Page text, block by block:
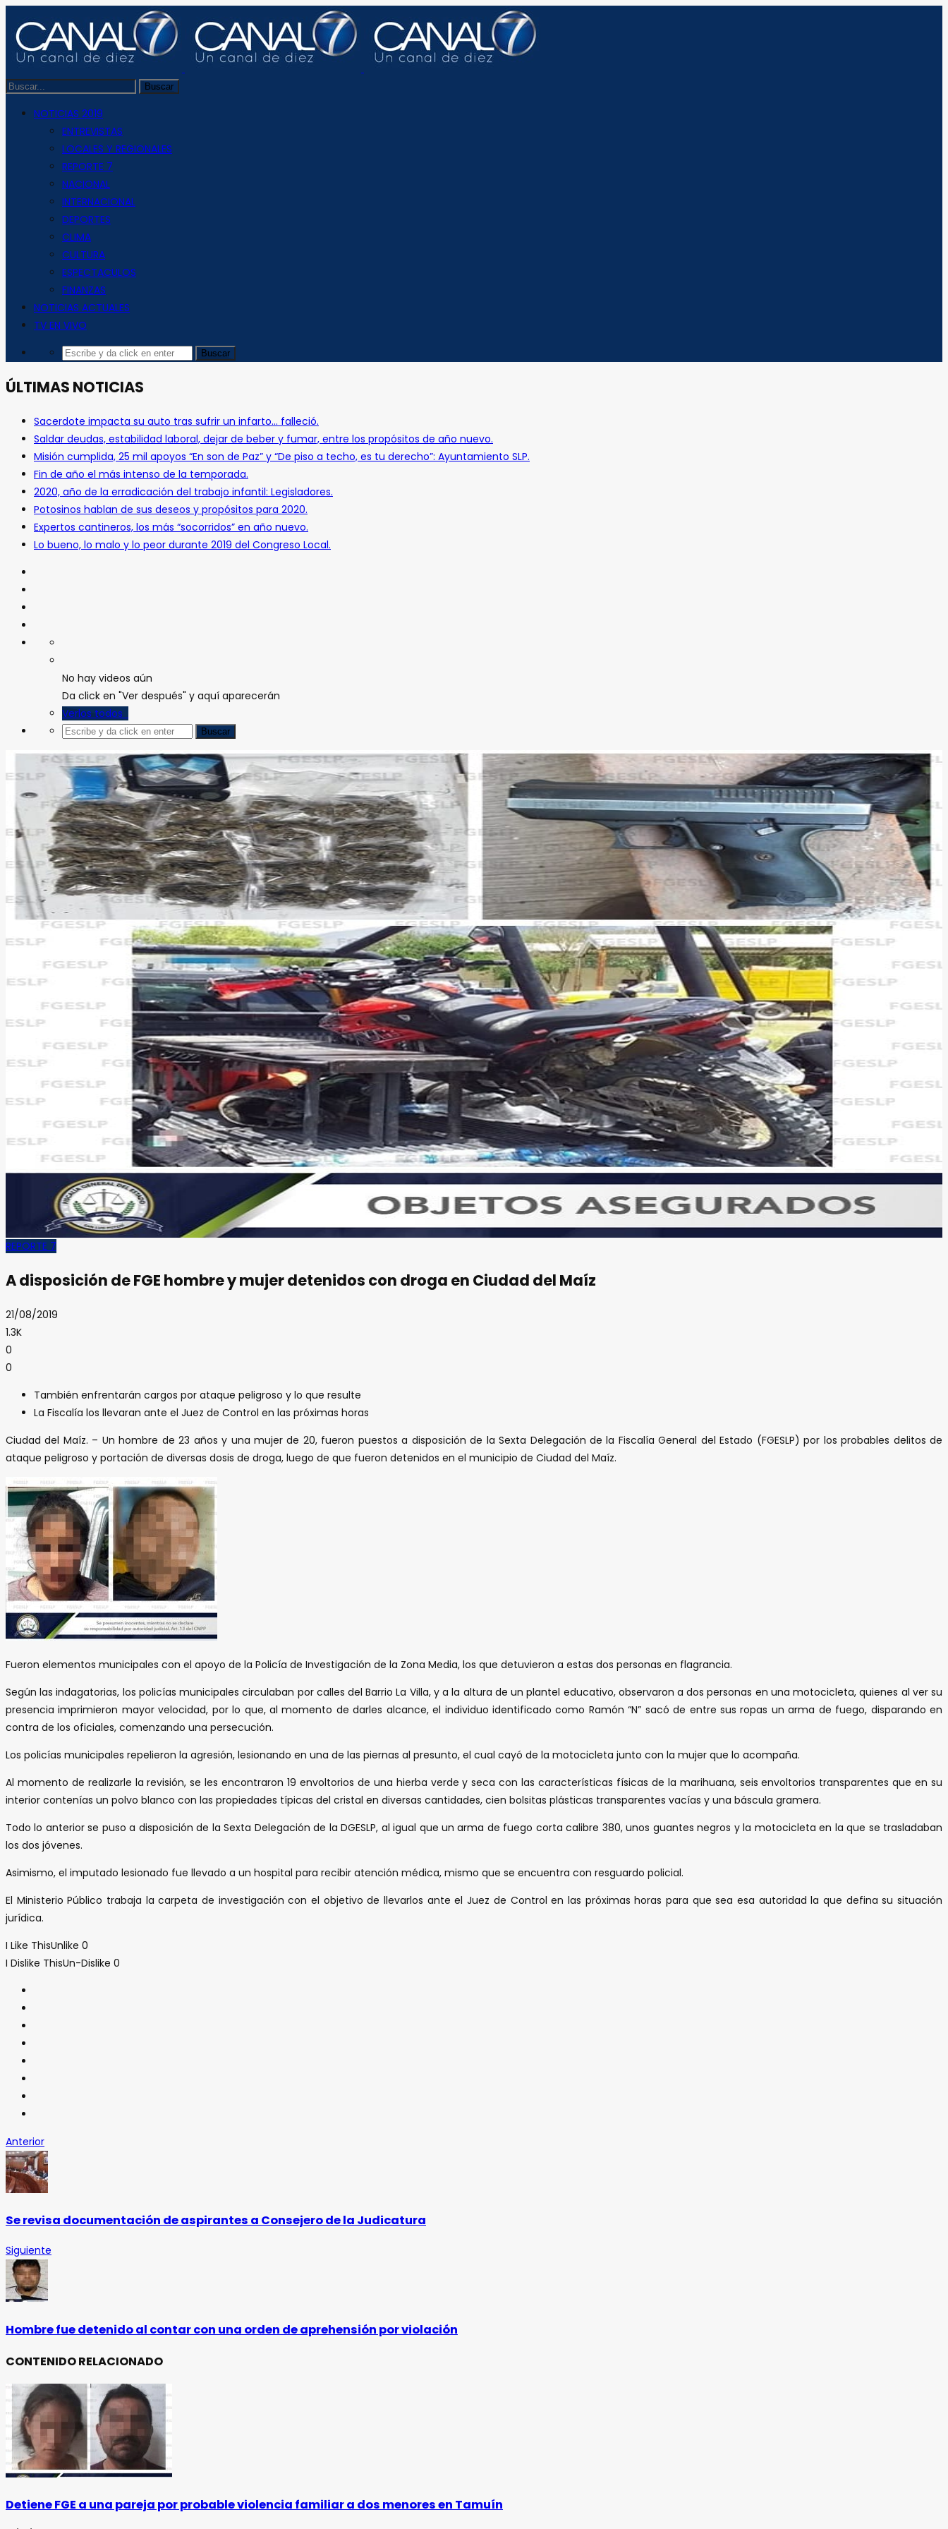
NOTICIAS 2019
ENTREVISTAS
LOCALES Y REGIONALES
REPORTE 7
NACIONAL
INTERNACIONAL
DEPORTES
CLIMA
CULTURA
ESPECTACULOS
FINANZAS
NOTICIAS ACTUALES
TV EN VIVO
ÚLTIMAS NOTICIAS
Sacerdote impacta su auto tras sufrir un infarto… falleció.
Saldar deudas, estabilidad laboral, dejar de beber y fumar, entre los propósitos de año nuevo.
Misión cumplida, 25 mil apoyos “En son de Paz” y “De piso a techo, es tu derecho”: Ayuntamiento SLP.
Fin de año el más intenso de la temporada.
2020, año de la erradicación del trabajo infantil: Legisladores.
Potosinos hablan de sus deseos y propósitos para 2020.
Expertos cantineros, los más “socorridos” en año nuevo.
Lo bueno, lo malo y lo peor durante 2019 del Congreso Local.
No hay videos aún
Da click en "Ver después" y aquí aparecerán
Verlos todos
REPORTE 7
A disposición de FGE hombre y mujer detenidos con droga en Ciudad del Maíz
21/08/2019
1.3K
0
0
También enfrentarán cargos por ataque peligroso y lo que resulte
La Fiscalía los llevaran ante el Juez de Control en las próximas horas
Ciudad del Maíz. – Un hombre de 23 años y una mujer de 20, fueron puestos a disposición de la Sexta Delegación de la Fiscalía General del Estado (FGESLP) por los probables delitos de
ataque peligroso y portación de diversas dosis de droga, luego de que fueron detenidos en el municipio de Ciudad del Maíz.
Fueron elementos municipales con el apoyo de la Policía de Investigación de la Zona Media, los que detuvieron a estas dos personas en flagrancia.
Según las indagatorias, los policías municipales circulaban por calles del Barrio La Villa, y a la altura de un plantel educativo, observaron a dos personas en una motocicleta, quienes al ver su
presencia imprimieron mayor velocidad, por lo que, al momento de darles alcance, el individuo identificado como Ramón “N” sacó de entre sus ropas un arma de fuego, disparando en
contra de los oficiales, comenzando una persecución.
Los policías municipales repelieron la agresión, lesionando en una de las piernas al presunto, el cual cayó de la motocicleta junto con la mujer que lo acompaña.
Al momento de realizarle la revisión, se les encontraron 19 envoltorios de una hierba verde y seca con las características físicas de la marihuana, seis envoltorios transparentes que en su
interior contenías un polvo blanco con las propiedades típicas del cristal en diversas cantidades, cien bolsitas plásticas transparentes vacías y una báscula gramera.
Todo lo anterior se puso a disposición de la Sexta Delegación de la DGESLP, al igual que un arma de fuego corta calibre 380, unos guantes negros y la motocicleta en la que se trasladaban
los dos jóvenes.
Asimismo, el imputado lesionado fue llevado a un hospital para recibir atención médica, mismo que se encuentra con resguardo policial.
El Ministerio Público trabaja la carpeta de investigación con el objetivo de llevarlos ante el Juez de Control en las próximas horas para que sea esa autoridad la que defina su situación
jurídica.
I Like ThisUnlike 0
I Dislike ThisUn-Dislike 0
Anterior
Se revisa documentación de aspirantes a Consejero de la Judicatura
Siguiente
Hombre fue detenido al contar con una orden de aprehensión por violación
CONTENIDO RELACIONADO
Detiene FGE a una pareja por probable violencia familiar a dos menores en Tamuín